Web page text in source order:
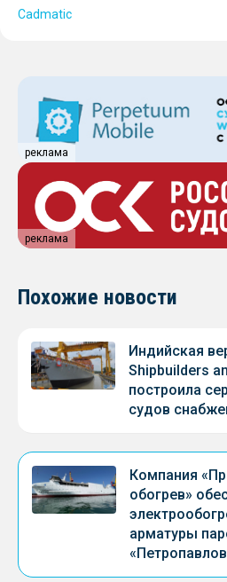
Cadmatic
реклама
реклама
Похожие новости
Индийская
Shipbuilders
построила
судов
Компания
обогрев»
арматуры